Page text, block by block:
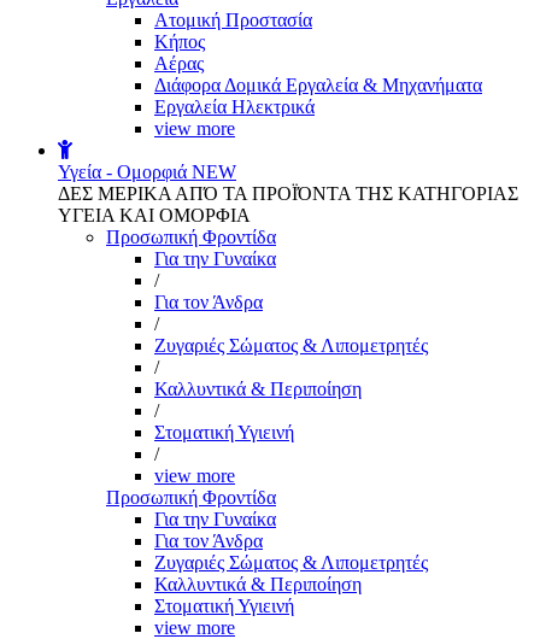
Aτομική Προστασία
Kήπος
Αέρας
Διάφορα Δομικά Εργαλεία & Μηχανήματα
Εργαλεία Ηλεκτρικά
view more
Υγεία - Ομορφιά NEW
ΔΕΣ ΜΕΡΙΚΑ ΑΠΌ ΤΑ ΠΡΟΪΌΝΤΑ ΤΗΣ ΚΑΤΗΓΟΡΙΑΣ
ΥΓΕΙΑ ΚΑΙ ΟΜΟΡΦΙΑ
Προσωπική Φροντίδα
Για την Γυναίκα
/
Για τον Άνδρα
/
Ζυγαριές Σώματος & Λιπομετρητές
/
Καλλυντικά & Περιποίηση
/
Στοματική Υγιεινή
/
view more
Προσωπική Φροντίδα
Για την Γυναίκα
Για τον Άνδρα
Ζυγαριές Σώματος & Λιπομετρητές
Καλλυντικά & Περιποίηση
Στοματική Υγιεινή
view more